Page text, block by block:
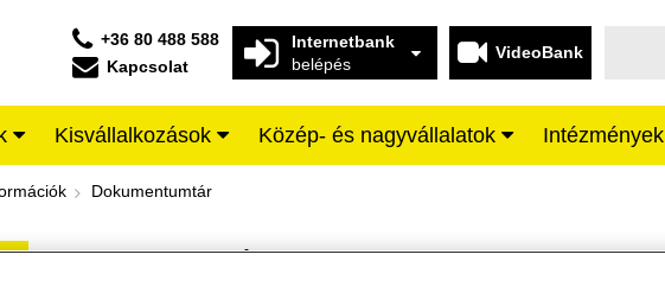
+36 80 488 588
Kapcsolat
Internetbank
belépés
VideoBank
Kisvállalkozások Közép- és nagyvállalatok Intézmények
BANK
Dokumentumtár